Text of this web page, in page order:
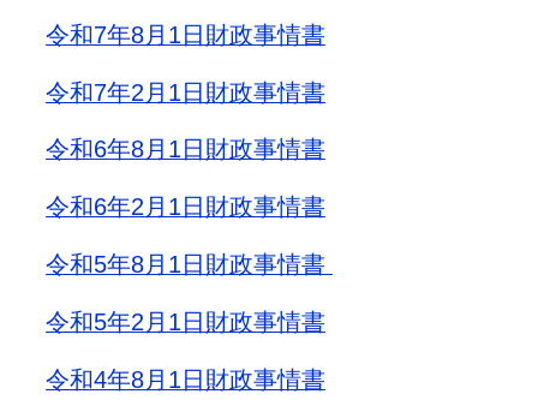
令和7年8月1日財政事情書
令和7年2月1日財政事情書
令和6年8月1日財政事情書
令和6年2月1日財政事情書
令和5年8月1日財政事情書
令和5年2月1日財政事情書
令和4年8月1日財政事情書